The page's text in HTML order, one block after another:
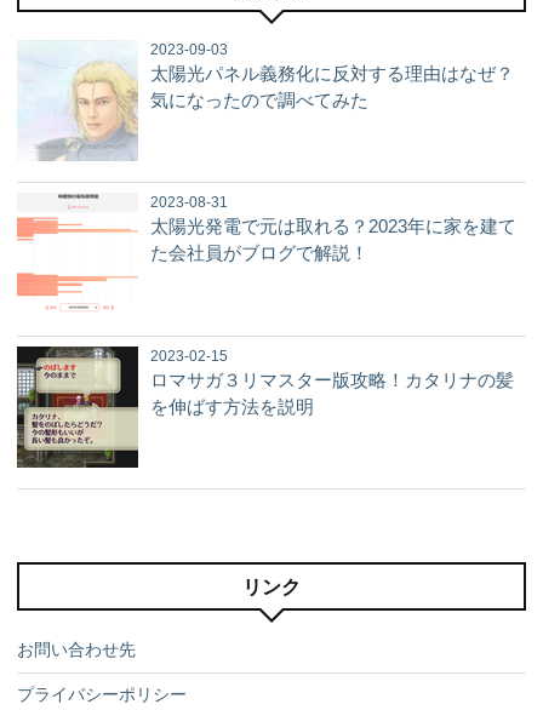
2023-09-03
太陽光パネル義務化に反対する理由はなぜ？
気になったので調べてみた
2023-08-31
太陽光発電で元は取れる？2023年に家を建て
た会社員がブログで解説！
2023-02-15
ロマサガ３リマスター版攻略！カタリナの髪
を伸ばす方法を説明
リンク
お問い合わせ先
プライバシーポリシー